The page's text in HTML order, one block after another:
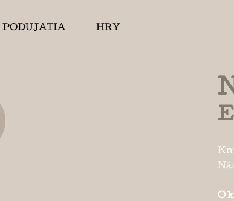
PODUJATIA HRY
O